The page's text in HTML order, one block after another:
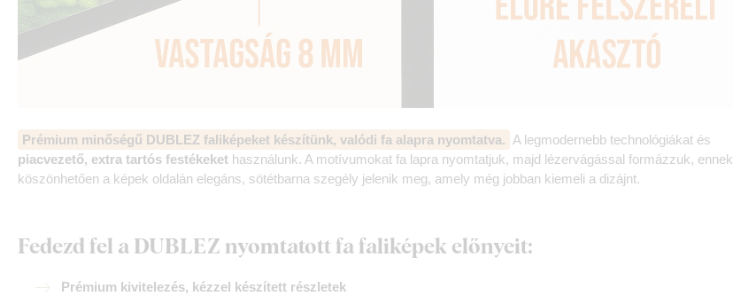
Prémium minőségű DUBLEZ faliképeket készítünk, valódi fa alapra nyomtatva. A legmodernebb technológiákat és
piacvezető, extra tartós festékeket használunk. A motívumokat fa lapra nyomtatjuk, majd lézervágással formázzuk, ennek
köszönhetően a képek oldalán elegáns, sötétbarna szegély jelenik meg, amely még jobban kiemeli a dizájnt.
Fedezd fel a DUBLEZ nyomtatott fa faliképek előnyeit:
Prémium kivitelezés, kézzel készített részletek